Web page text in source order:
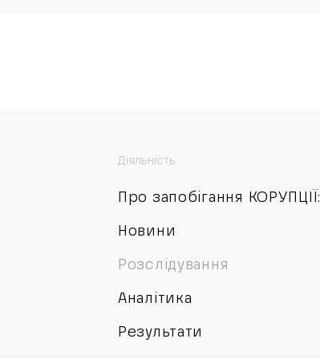
Діяльність
Про запобігання КОРУПЦІЇ:
Новини
Розслідування
Аналітика
Результати